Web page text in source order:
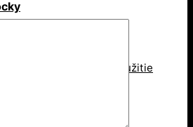
na viacnásobné použitie